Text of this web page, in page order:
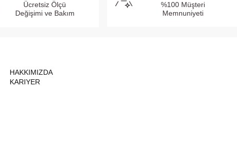
Ücretsiz Ölçü
Değişimi ve Bakım
%100 Müşteri
Memnuniyeti
HAKKIMIZDA
KARIYER